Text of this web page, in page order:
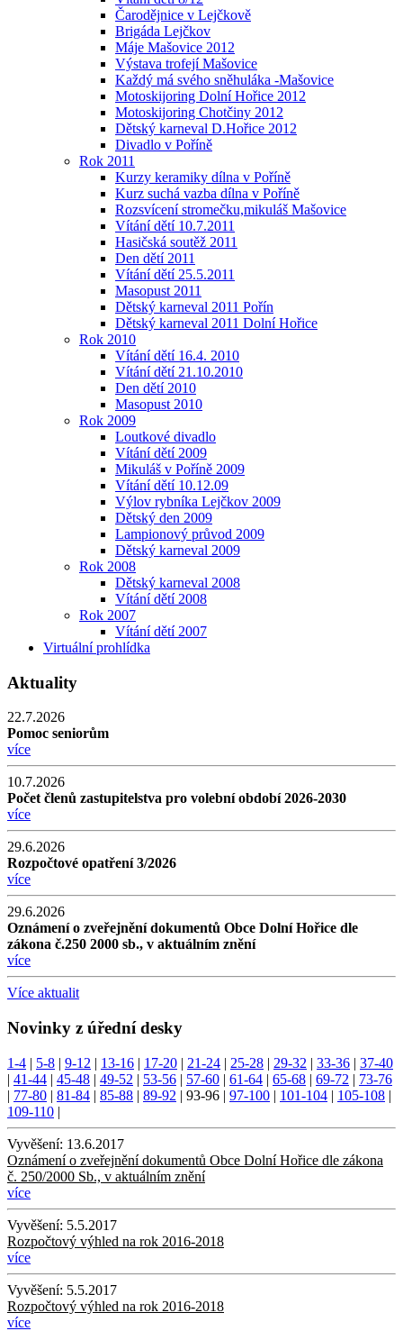
Čarodějnice v Lejčkově
Brigáda Lejčkov
Máje Mašovice 2012
Výstava trofejí Mašovice
Každý má svého sněhuláka -Mašovice
Motoskijoring Dolní Hořice 2012
Motoskijoring Chotčiny 2012
Dětský karneval D.Hořice 2012
Divadlo v Poříně
Rok 2011
Kurzy keramiky dílna v Poříně
Kurz suchá vazba dílna v Poříně
Rozsvícení stromečku,mikuláš Mašovice
Vítání dětí 10.7.2011
Hasičská soutěž 2011
Den dětí 2011
Vítání dětí 25.5.2011
Masopust 2011
Dětský karneval 2011 Pořín
Dětský karneval 2011 Dolní Hořice
Rok 2010
Vítání dětí 16.4. 2010
Vítání dětí 21.10.2010
Den dětí 2010
Masopust 2010
Rok 2009
Loutkové divadlo
Vítání dětí 2009
Mikuláš v Poříně 2009
Vítání dětí 10.12.09
Výlov rybníka Lejčkov 2009
Dětský den 2009
Lampionový průvod 2009
Dětský karneval 2009
Rok 2008
Dětský karneval 2008
Vítání dětí 2008
Rok 2007
Vítání dětí 2007
Virtuální prohlídka
Aktuality
22.7.2026
Pomoc seniorům
více
10.7.2026
Počet členů zastupitelstva pro volební období 2026-2030
více
29.6.2026
Rozpočtové opatření 3/2026
více
29.6.2026
Oznámení o zveřejnění dokumentů Obce Dolní Hořice dle
zákona č.250 2000 sb., v aktuálním znění
více
Více aktualit
Novinky z úřední desky
1-4 | 5-8 | 9-12 | 13-16 | 17-20 | 21-24 | 25-28 | 29-32 | 33-36 | 37-40
| 41-44 | 45-48 | 49-52 | 53-56 | 57-60 | 61-64 | 65-68 | 69-72 | 73-76
| 77-80 | 81-84 | 85-88 | 89-92 | 93-96 | 97-100 | 101-104 | 105-108 |
109-110 |
Vyvěšení: 13.6.2017
Oznámení o zveřejnění dokumentů Obce Dolní Hořice dle zákona
č. 250/2000 Sb., v aktuálním znění
více
Vyvěšení: 5.5.2017
Rozpočtový výhled na rok 2016-2018
více
Vyvěšení: 5.5.2017
Rozpočtový výhled na rok 2016-2018
více